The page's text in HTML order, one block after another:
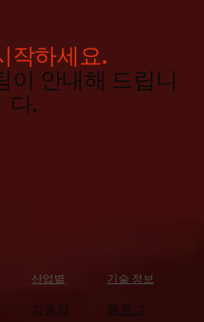
작하세요.
이 안내해 드립니
다.
산업별
자동차
기술 정보
블로그